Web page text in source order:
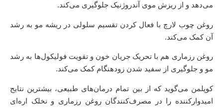
می‌دهد و از ریزش موی آندروژنیک جلوگیری می‌کند.
روغن چوب لارچ با فعال کردن تقسیم سلولی در ریشه مو به رشد
آن کمک می‌کند.
روغن رزماری هم با تحریک جریان خون و تقویت فولیکول‌ها به رشد
مو و جلوگیری از سفید شدن زودهنگام کمک می‌کند.
کوپلمن می‌گوید که از بین تمام درمان‌های طبیعی، بیشترین نتایج
امیدوارکننده را در مصرف‌کنندگان روغن رزماری و نخلک اره‌ای